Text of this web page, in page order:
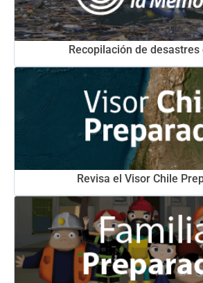
Recopilación de desastres
Revisa el Visor Chile